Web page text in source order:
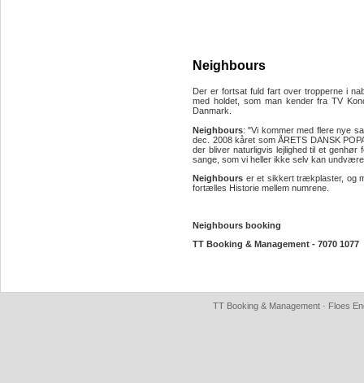
Neighbours
Der er fortsat fuld fart over tropperne i
med holdet, som man kender fra TV
Danmark.
Neighbours: "Vi kommer med flere nye
dec. 2008 kåret som ÅRETS DANSK
der bliver naturligvis lejlighed til et
sange, som vi heller ikke selv kan
Neighbours er et sikkert trækplaster, og
fortælles Historie mellem numrene.
Neighbours booking
TT Booking & Management - 7070 1077
TT Booking & Management · Floes